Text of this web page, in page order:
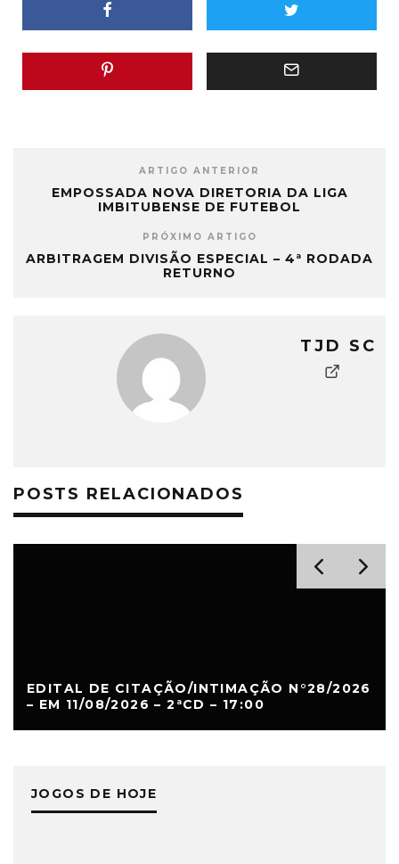
ARTIGO ANTERIOR
EMPOSSADA NOVA DIRETORIA DA LIGA
IMBITUBENSE DE FUTEBOL
PRÓXIMO ARTIGO
ARBITRAGEM DIVISÃO ESPECIAL – 4ª RODADA
RETURNO
TJD SC
POSTS RELACIONADOS
EDITAL DE CITAÇÃO/INTIMAÇÃO N°28/2026
– EM 11/08/2026 – 2ªCD – 17:00
JOGOS DE HOJE